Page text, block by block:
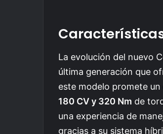
La evolución del nuevo
última generación que
este modelo promete
180 CV y 320 Nm de
una experiencia de
gracias a su sistema